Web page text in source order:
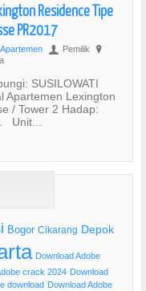
Residence Tipe
PR2017
Apartemen U Pemilik ?
SUSILOWATI
Apartemen Lexington
/ Tower 2 Hadap:
Unit...
Bogor Cikarang Depok
Download Adobe
crack 2024 Download
download Download Adobe